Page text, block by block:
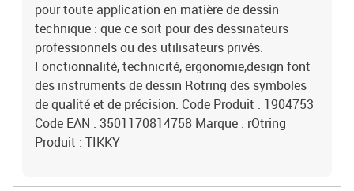
pour toute application en matière de dessin
technique : que ce soit pour des dessinateurs
professionnels ou des utilisateurs privés.
Fonctionnalité, technicité, ergonomie,design font
des instruments de dessin Rotring des symboles
de qualité et de précision. Code Produit : 1904753
Code EAN : 3501170814758 Marque : rOtring
Produit : TIKKY